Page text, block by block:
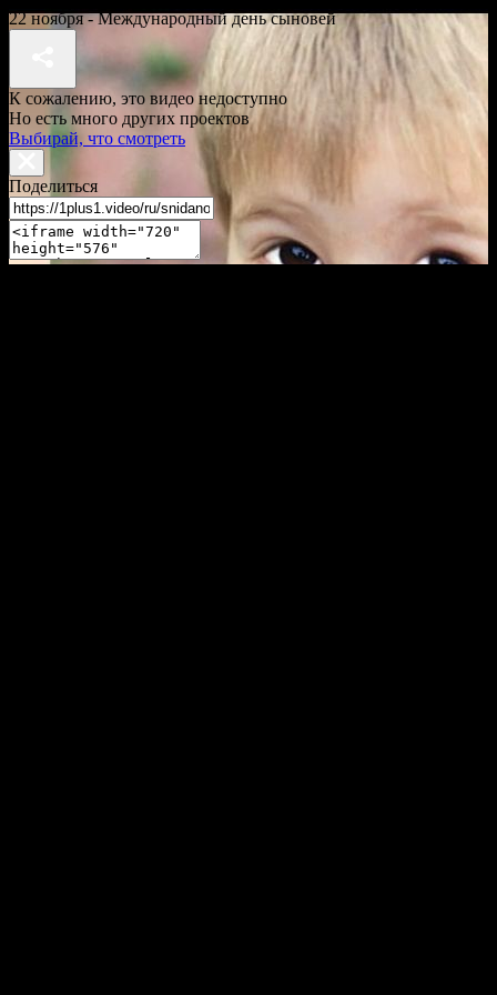
22 ноября - Международный день сыновей
К сожалению, это видео недоступно
Но есть много других проектов
Выбирай, что смотреть
Поделиться